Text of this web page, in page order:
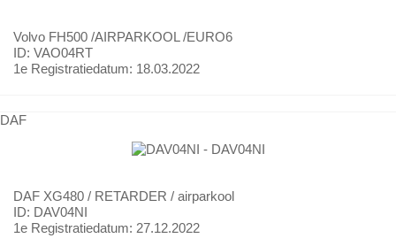
Volvo FH500 /AIRPARKOOL /EURO6
ID: VAO04RT
1e Registratiedatum: 18.03.2022
DAF
DAF XG480 / RETARDER / airparkool
ID: DAV04NI
1e Registratiedatum: 27.12.2022